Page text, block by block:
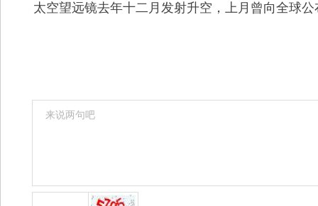
太空望远镜去年十二月发射升空，上月曾向全球